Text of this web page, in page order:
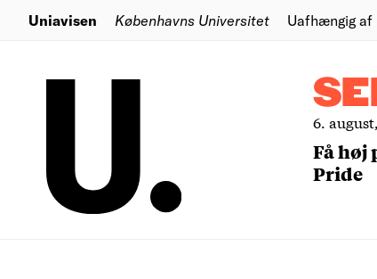
Uniavisen Københavns Universitet Uafhængig af
6.
Få høj
Pride